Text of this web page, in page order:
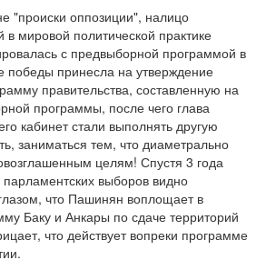
"происки оппозиции", налицо
мировой политической практике
с предвыборной программой в
победы принесла на утверждение
правительства, составленную на
программы, после чего глава
кабинет стали выполнять другую
заниматься тем, что диаметрально
целям! Спустя 3 года
выборов видно
что Пашинян воплощает в
Баку и Анкары по сдаче территорий
что действует вопреки программе